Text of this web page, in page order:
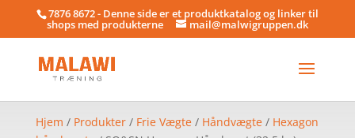
7876 8672 - Denne side er et produktkatalog og linker til
shops med produkterne mail@malwigruppen.dk
Hjem / Produkter/ Frie Vægte/ Håndvægte/ Hexagon